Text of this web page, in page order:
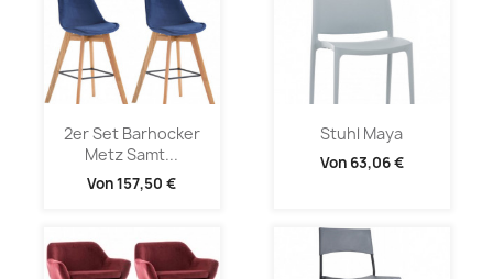
2er Set Barhocker
Metz Samt...
Von157,50 €
Stuhl Maya
Von 63,06 €